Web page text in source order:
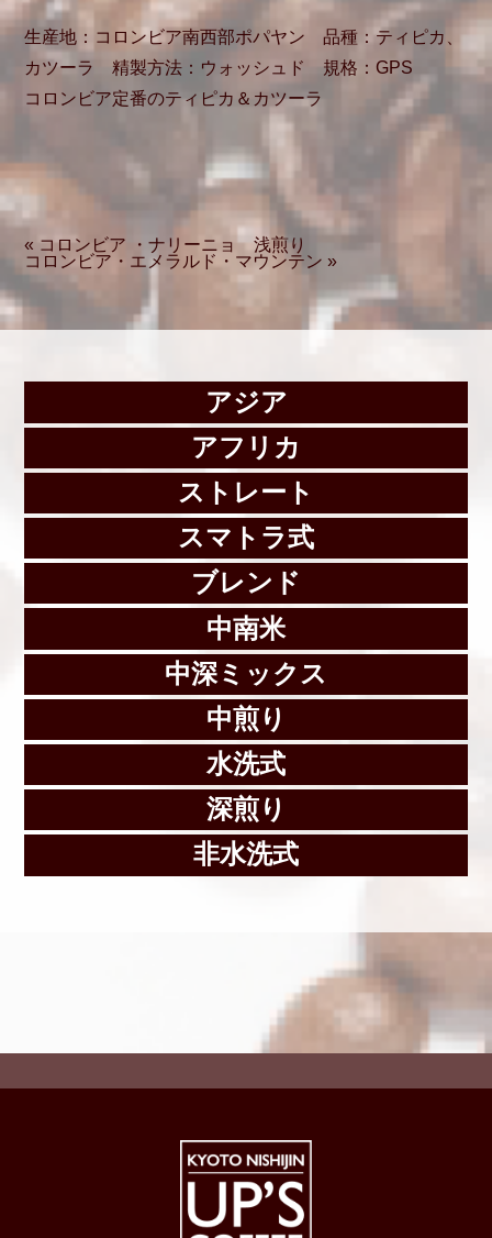
生産地：コロンビア南西部ポパヤン 品種：ティピカ、
カツーラ 精製方法：ウォッシュド 規格：GPS
コロンビア定番のティピカ＆カツーラ
« コロンビア ・ナリーニョ 浅煎り
コロンビア・エメラルド・マウンテン »
アジア
アフリカ
ストレート
スマトラ式
ブレンド
中南米
中深ミックス
中煎り
水洗式
深煎り
非水洗式